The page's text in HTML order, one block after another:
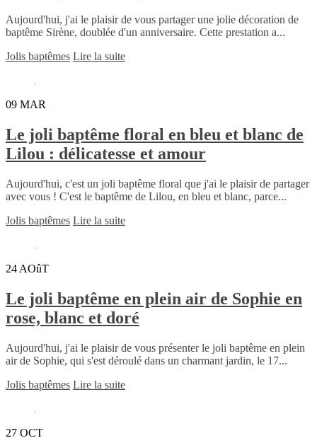
Aujourd'hui, j'ai le plaisir de vous partager une jolie décoration de
baptême Sirène, doublée d'un anniversaire. Cette prestation a...
Jolis baptêmes Lire la suite
09 MAR
Le joli baptême floral en bleu et blanc de
Lilou : délicatesse et amour
Aujourd'hui, c'est un joli baptême floral que j'ai le plaisir de partager
avec vous ! C'est le baptême de Lilou, en bleu et blanc, parce...
Jolis baptêmes Lire la suite
24 AOûT
Le joli baptême en plein air de Sophie en
rose, blanc et doré
Aujourd'hui, j'ai le plaisir de vous présenter le joli baptême en plein
air de Sophie, qui s'est déroulé dans un charmant jardin, le 17...
Jolis baptêmes Lire la suite
27 OCT